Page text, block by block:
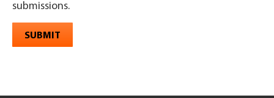
submissions.
SUBMIT